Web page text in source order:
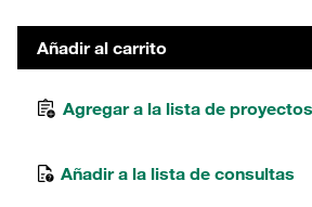
Añadir al carrito
Agregar a la lista de proyectos
Añadir a la lista de consultas